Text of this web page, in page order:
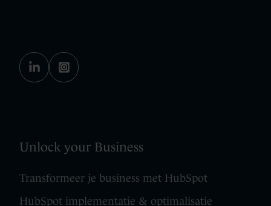
Unlock your Business
Transformeer je business met HubSpot
HubSpot implementatie & optimalisatie